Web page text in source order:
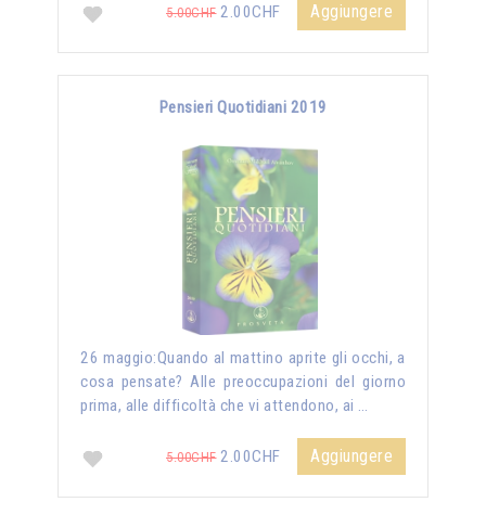
5.00CHF2.00CHF Aggiungere
Pensieri Quotidiani 2019
26 maggio:Quando al mattino aprite gli occhi, a
cosa pensate? Alle preoccupazioni del giorno
prima, alle difficoltà che vi attendono, ai …
5.00CHF2.00CHF Aggiungere